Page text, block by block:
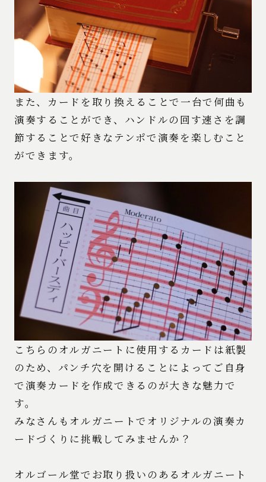
また、カードを取り換えることで一台で何曲も
演奏することができ、ハンドルの回す速さを調
節することで好きなテンポで演奏を楽しむこと
ができます。
こちらのオルガニートに使用するカードは紙製
のため、パンチ穴を開けることによってご自身
で演奏カードを作成できるのが大きな魅力で
す。
みなさんもオルガニートでオリジナルの演奏カ
ードづくりに挑戦してみませんか？
オルゴール堂でお取り扱いのあるオルガニート